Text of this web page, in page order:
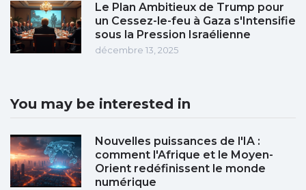
Le Plan Ambitieux de Trump pour
un Cessez-le-feu à Gaza s'Intensifie
sous la Pression Israélienne
décembre 13, 2025
You may be interested in
Nouvelles puissances de l'IA :
comment l'Afrique et le Moyen-
Orient redéfinissent le monde
numérique